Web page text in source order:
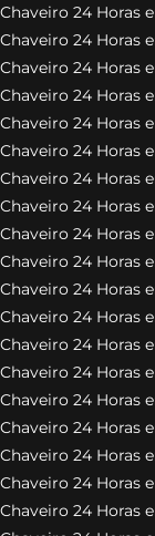
Chaveiro 24 Horas
Chaveiro 24 Horas
Chaveiro 24 Horas
Chaveiro 24 Horas
Chaveiro 24 Horas
Chaveiro 24 Horas
Chaveiro 24 Horas
Chaveiro 24 Horas
Chaveiro 24 Horas
Chaveiro 24 Horas
Chaveiro 24 Horas
Chaveiro 24 Horas
Chaveiro 24 Horas
Chaveiro 24 Horas
Chaveiro 24 Horas
Chaveiro 24 Horas
Chaveiro 24 Horas
Chaveiro 24 Horas
Chaveiro 24 Horas